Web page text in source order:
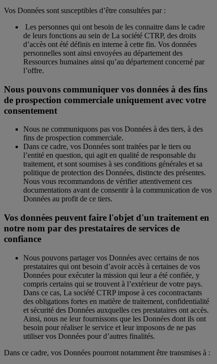
Vos Données sont susceptibles d’être consultées par :
Les personnes qui ont besoin de les connaitre dans le cadre
de leurs fonctions au sein de La société CTRP, des droits
d’accès ont été définis en interne à cette fin. Vos données
personnelles sont ainsi envoyées au département des
Ressources humaines ainsi qu’au département concerné par
l’offre.
Nous pouvons communiquer vos données à des fins
de prospection commerciale uniquement avec votre
consentement
Nous ne communiquons pas vos Données à des tiers, à des
fins de prospection commerciale.
Dans ce cadre, vos Données sont traitées par le tiers ou
l’entité en question, qui agit en qualité de responsable du
traitement, et sont soumises à ses conditions générales et sa
politique de protection des Données, distincte des présentes.
Nous vous recommandons de vérifier attentivement ces
documentations avant de consentir à la communication de vos
Données au profit de ce tiers.
Vos données peuvent faire l'objet d'un traitement en
notre nom par des prestataires de services de
confiance
Nous pouvons partager vos Données avec certains de nos
prestataires qui ont besoin d’avoir accès à certaines de vos
Données pour exécuter la mission qui leur a été confiée, y
compris certains qui se trouvent à l’extérieur de votre pays.
Dans ce cas, La société CTRP impose à ces cocontractants
des obligations fortes en matière de traitement, confidentialité
et sécurité des Données auxquelles ces prestataires ont accès.
Ainsi, nous ne leur fournissons que les Données dont ils ont
besoin pour réaliser le service et leur imposons de ne pas
utiliser vos Données pour d’autres finalités.
Dans ce cadre, vos Données pourront notamment être transmises à :